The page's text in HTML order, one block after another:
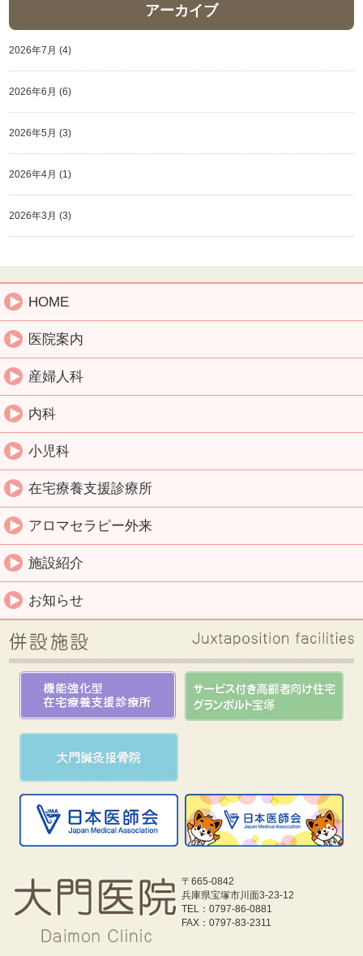
アーカイブ
2026年7月 (4)
2026年6月 (6)
2026年5月 (3)
2026年4月 (1)
2026年3月 (3)
HOME
医院案内
産婦人科
内科
小児科
在宅療養支援診療所
アロマセラピー外来
施設紹介
お知らせ
〒665-0842
兵庫県宝塚市川面3-23-12
TEL：0797-86-0881
FAX：0797-83-2311